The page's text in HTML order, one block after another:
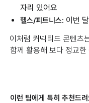
자리 있어요
헬스/피트니스: 이번
이처럼 커넥티드 콘텐츠
함께 활용해 보다 정교
이런 팀에게 특히 추천드